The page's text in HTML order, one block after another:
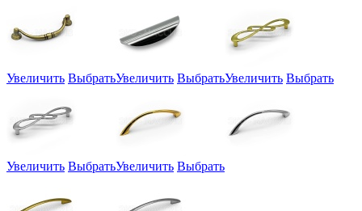
Увеличить ВыбратьУвеличить ВыбратьУвеличить Выбрать
Увеличить ВыбратьУвеличить Выбрать